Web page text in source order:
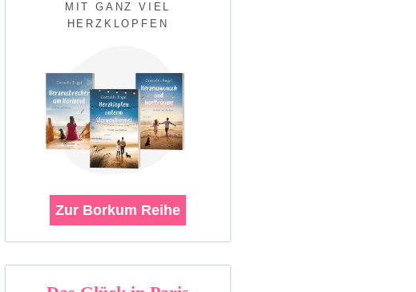
MIT GANZ VIEL
HERZKLOPFEN
Zur Borkum Reihe